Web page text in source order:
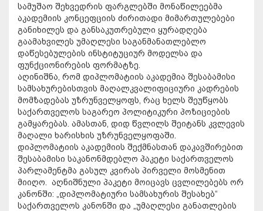
სამუშაო შეხვედრის ფარგლებში მონაწილეებმა
აკადემიის კონცეფციის ძირითადი მიმართულებები
განიხილეს და განსაკუთრებული ყურადღება
გაამახვილეს უმაღლესი საგანმანათლებლო
დაწესებულების ინსტიტუციურ მოდელსა და
ფუნქციონირების ფორმატზე.
აღინიშნა, რომ დიპლომატიის აკადემია შესაბამისი
სამსახურებისთვის მაღალკვალიფიციური კადრების
მომზადებას უზრუნველყოფს, რაც ხელს შეუწყობს
საქართველოს საგარეო პოლიტიკური პოზიციების
გამყარებას. ამასთან, დიდ წვლილს შეიტანს კვლევის
მაღალი ხარისხის უზრუნველყოფაში.
დიპლომატიის აკადემიის შექმნასთან დაკავშირებით
შესაბამისი საკანონმდებლო პაკეტი საქართველოს
პარლამენტმა გასულ კვირას პირველი მოსმენით
მიიღო. აღნიშნული პაკეტი მოიცავს ცვლილებებს ორ
კანონში: „დიპლომატიური სამსახურის შესახებ“
საქართველოს კანონში და „უმაღლესი განათლების